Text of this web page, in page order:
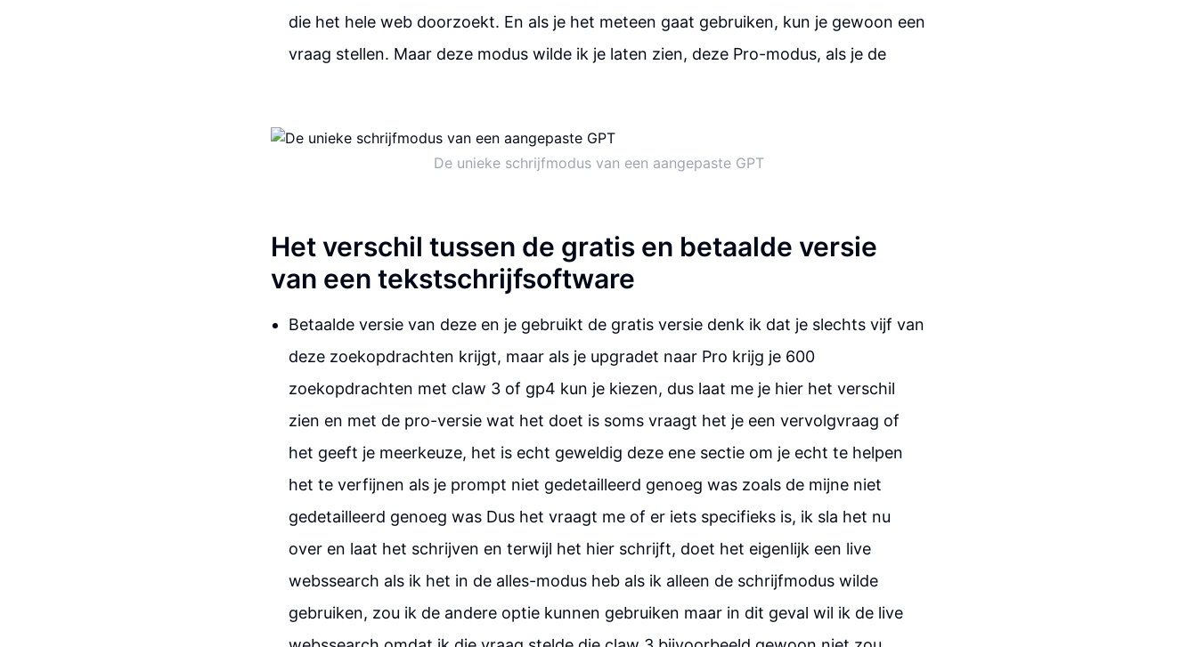
die het hele web doorzoekt. En als je het meteen gaat gebruiken, kun je gewoon een
vraag stellen. Maar deze modus wilde ik je laten zien, deze Pro-modus, als je de
De unieke schrijfmodus van een aangepaste GPT
Het verschil tussen de gratis en betaalde versie
van een tekstschrijfsoftware
Betaalde versie van deze en je gebruikt de gratis versie denk ik dat je slechts vijf van
deze zoekopdrachten krijgt, maar als je upgradet naar Pro krijg je 600
zoekopdrachten met claw 3 of gp4 kun je kiezen, dus laat me je hier het verschil
zien en met de pro-versie wat het doet is soms vraagt het je een vervolgvraag of
het geeft je meerkeuze, het is echt geweldig deze ene sectie om je echt te helpen
het te verfijnen als je prompt niet gedetailleerd genoeg was zoals de mijne niet
gedetailleerd genoeg was Dus het vraagt me of er iets specifieks is, ik sla het nu
over en laat het schrijven en terwijl het hier schrijft, doet het eigenlijk een live
webssearch als ik het in de alles-modus heb als ik alleen de schrijfmodus wilde
gebruiken, zou ik de andere optie kunnen gebruiken maar in dit geval wil ik de live